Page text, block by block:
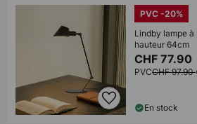
PVC -20%
Lindby lampe à
hauteur 64cm
CHF 77.90
PVCCHF 97.90
En stock